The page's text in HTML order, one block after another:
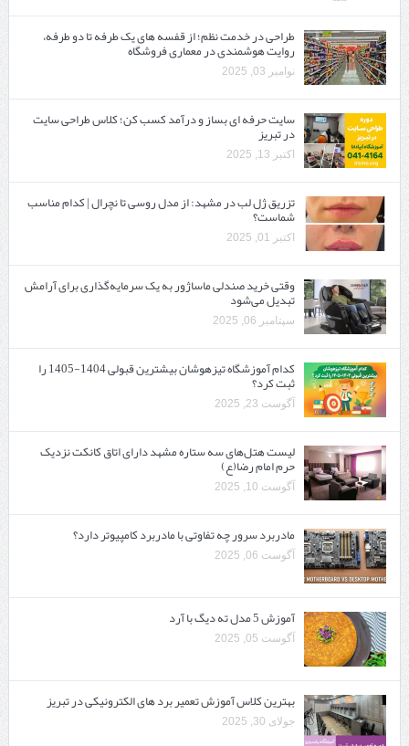
طراحی در خدمت نظم؛ از قفسه ‌های یک‌ طرفه تا دو طرفه،
روایت هوشمندی در معماری فروشگاه
نوامبر 03, 2025
سایت حرفه ‌ای بساز و درآمد کسب کن؛ کلاس طراحی سایت
در تبریز
اکتبر 13, 2025
تزریق ژل لب در مشهد: از مدل روسی تا نچرال | کدام مناسب
شماست؟
اکتبر 01, 2025
وقتی خرید صندلی ماساژور به یک سرمایه‌گذاری برای آرامش
تبدیل می‌شود
سپتامبر 06, 2025
کدام آموزشگاه تیزهوشان بیشترین قبولی 1404-1405 را
ثبت کرد؟
آگوست 23, 2025
لیست هتل‌های سه ستاره مشهد دارای اتاق کانکت نزدیک
حرم امام رضا(ع)
آگوست 10, 2025
مادربرد سرور چه تفاوتی با مادربرد کامپیوتر دارد؟
آگوست 06, 2025
آموزش 5 مدل ته دیگ با آرد
آگوست 05, 2025
بهترین کلاس آموزش تعمیر برد های الکترونیکی در تبریز
جولای 30, 2025